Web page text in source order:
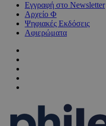
Εγγραφή στο Newsletter
Αρχείο Φ
Ψηφιακές Εκδόσεις
Αφιερώματα